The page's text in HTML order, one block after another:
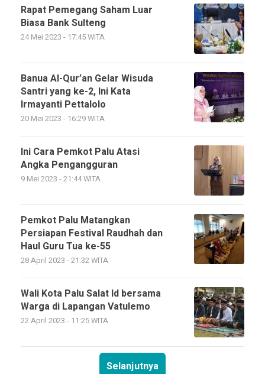
Rapat Pemegang Saham Luar
Biasa Bank Sulteng
24 Mei 2023 - 17:45 WITA
Banua Al-Qur’an Gelar Wisuda
Santri yang ke-2, Ini Kata
Irmayanti Pettalolo
20 Mei 2023 - 16:29 WITA
Ini Cara Pemkot Palu Atasi
Angka Pengangguran
9 Mei 2023 - 21:44 WITA
Pemkot Palu Matangkan
Persiapan Festival Raudhah dan
Haul Guru Tua ke-55
28 April 2023 - 21:32 WITA
Wali Kota Palu Salat Id bersama
Warga di Lapangan Vatulemo
22 April 2023 - 11:25 WITA
Selanjutnya